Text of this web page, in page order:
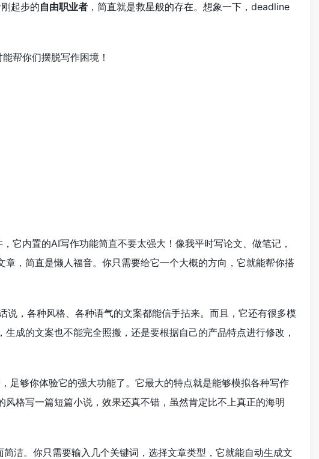
起步的自由职业者 ，简直就是救星般的存在。想象一下，deadline
帮你们摆脱写作困境！
内置的AI写作功能简直不要太强大！像我平时写论文、做笔记，
，简直是懒人福音。你只需要给它一个大概的方向，它就能帮你搭
，各种风格、各种语气的文案都能信手拈来。而且，它还有很多模
成的文案也不能完全照搬，还是要根据自己的产品特点进行修改，
足够你体验它的强大功能了。它最大的特点就是能够模拟各种写作
格写一篇短篇小说，效果还真不错，虽然肯定比不上真正的海明
洁。你只需要输入几个关键词，选择文章类型，它就能自动生成文